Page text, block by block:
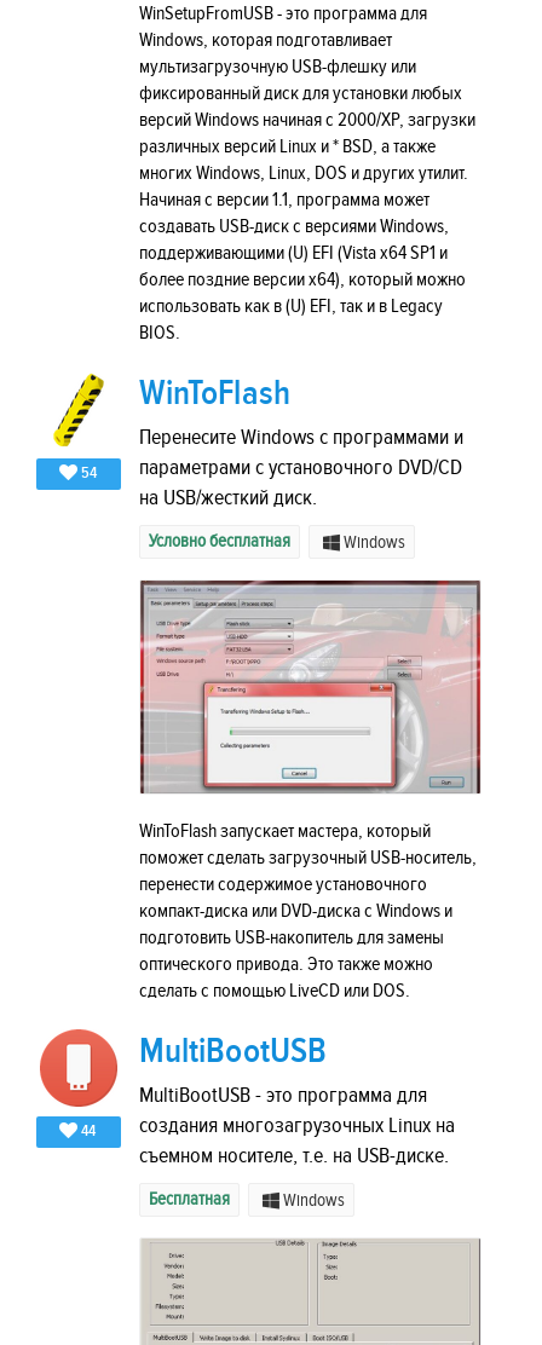
WinSetupFromUSB - это программа для
Windows, которая подготавливает
мультизагрузочную USB-флешку или
фиксированный диск для установки любых
версий Windows начиная с 2000/XP, загрузки
различных версий Linux и * BSD, а также
многих Windows, Linux, DOS и других утилит.
Начиная с версии 1.1, программа может
создавать USB-диск с версиями Windows,
поддерживающими (U) EFI (Vista x64 SP1 и
более поздние версии x64), который можно
использовать как в (U) EFI, так и в Legacy
BIOS.
54
WinToFlash
Перенесите Windows с программами и
параметрами с установочного DVD/CD
на USB/жесткий диск.
Условно бесплатная Windows
WinToFlash запускает мастера, который
поможет сделать загрузочный USB-носитель,
перенести содержимое установочного
компакт-диска или DVD-диска с Windows и
подготовить USB-накопитель для замены
оптического привода. Это также можно
сделать с помощью LiveCD или DOS.
44
MultiBootUSB
MultiBootUSB - это программа для
создания многозагрузочных Linux на
съемном носителе, т.е. на USB-диске.
Бесплатная Windows